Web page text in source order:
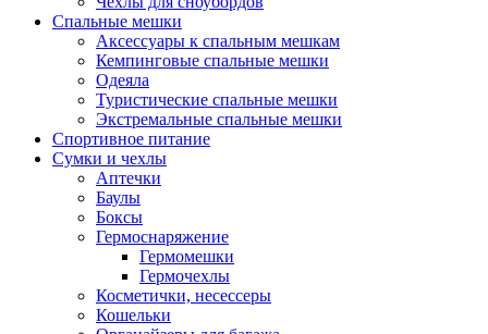
Спальные мешки
Аксессуары к спальным мешкам
Кемпинговые спальные мешки
Одеяла
Туристические спальные мешки
Экстремальные спальные мешки
Спортивное питание
Сумки и чехлы
Аптечки
Баулы
Боксы
Гермоснаряжение
Гермомешки
Гермочехлы
Косметички, несессеры
Кошельки